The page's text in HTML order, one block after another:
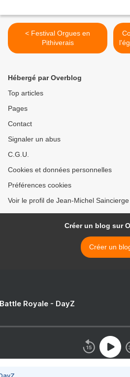
< Festival Orgues en
Pithiverais
Hébergé par Overblog
Top articles
Pages
Contact
Signaler un abus
C.G.U.
Cookies et données personnelles
Préférences cookies
Voir le profil de Jean-Michel
Créer un blog sur
Créer un
Royale - DayZ